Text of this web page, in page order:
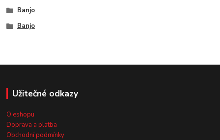
Banjo
Banjo
Užitečné odkazy
O eshopu
Doprava a platba
Obchodní podmínky